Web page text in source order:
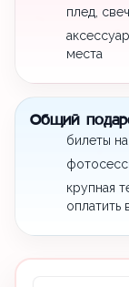
плед,
места
Общий
билеты
крупная
оплатить